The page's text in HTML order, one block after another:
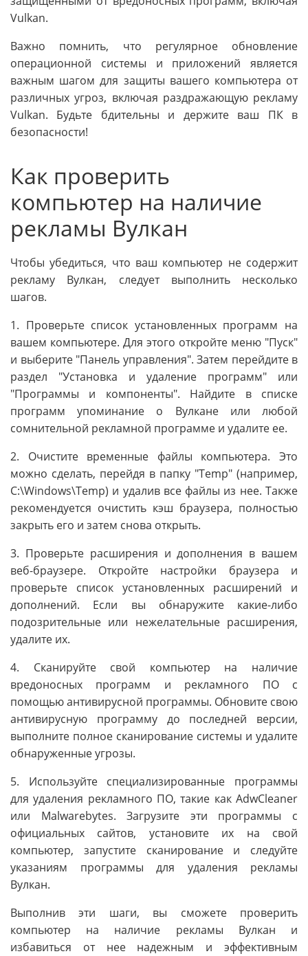
Vulkan.
Важно помнить, что регулярное обновление
операционной системы и приложений является
важным шагом для защиты вашего компьютера от
различных угроз, включая раздражающую рекламу
Vulkan. Будьте бдительны и держите ваш ПК в
безопасности!
Как проверить
компьютер на наличие
рекламы Вулкан
Чтобы убедиться, что ваш компьютер не содержит
рекламу Вулкан, следует выполнить несколько
шагов.
1. Проверьте список установленных программ на
вашем компьютере. Для этого откройте меню "Пуск"
и выберите "Панель управления". Затем перейдите в
раздел "Установка и удаление программ" или
"Программы и компоненты". Найдите в списке
программ упоминание о Вулкане или любой
сомнительной рекламной программе и удалите ее.
2. Очистите временные файлы компьютера. Это
можно сделать, перейдя в папку "Temp" (например,
C:\Windows\Temp) и удалив все файлы из нее. Также
рекомендуется очистить кэш браузера, полностью
закрыть его и затем снова открыть.
3. Проверьте расширения и дополнения в вашем
веб-браузере. Откройте настройки браузера и
проверьте список установленных расширений и
дополнений. Если вы обнаружите какие-либо
подозрительные или нежелательные расширения,
удалите их.
4. Сканируйте свой компьютер на наличие
вредоносных программ и рекламного ПО с
помощью антивирусной программы. Обновите свою
антивирусную программу до последней версии,
выполните полное сканирование системы и удалите
обнаруженные угрозы.
5. Используйте специализированные программы
для удаления рекламного ПО, такие как AdwCleaner
или Malwarebytes. Загрузите эти программы с
официальных сайтов, установите их на свой
компьютер, запустите сканирование и следуйте
указаниям программы для удаления рекламы
Вулкан.
Выполнив эти шаги, вы сможете проверить
компьютер на наличие рекламы Вулкан и
избавиться от нее надежным и эффективным